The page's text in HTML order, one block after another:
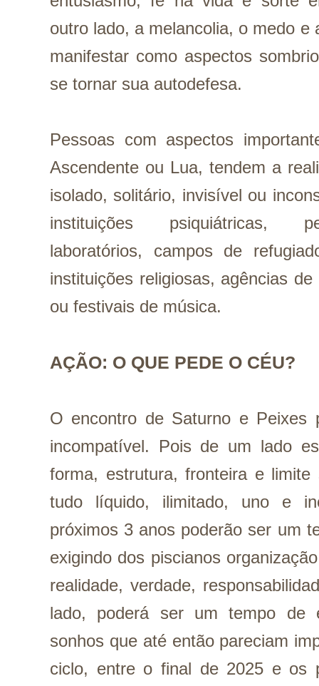
outro lado, a melancolia, o medo e
manifestar como aspectos
se tornar sua autodefesa.
Pessoas com aspectos
Ascendente ou Lua, tendem a
isolado, solitário, invisível ou
instituições psiquiátricas,
laboratórios, campos de
instituições religiosas, agências
ou festivais de música.
AÇÃO: O QUE PEDE O CÉU?
O encontro de Saturno e Peixes
incompatível. Pois de um lado
forma, estrutura, fronteira e
tudo líquido, ilimitado, uno e
próximos 3 anos poderão ser um
exigindo dos piscianos
realidade, verdade,
lado, poderá ser um tempo de
sonhos que até então pareciam
ciclo, entre o final de 2025 e os